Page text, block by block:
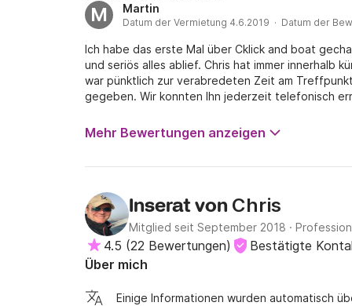
M Martin
Datum der Vermietung 4.6.2019 · Datum der
Ich habe das erste Mal über Cklick and boat
und seriös alles ablief. Chris hat immer innerhalb
war pünktlich zur verabredeten Zeit am
gegeben. Wir konnten Ihn jederzeit telefonisch
sehr schöne Tage und haben sicher nicht das
Liebe Grüße von Ivonne und Martin
Mehr Bewertungen anzeigen
Inserat von Chris
Mitglied seit September 2018 ·
4.5 (22 Bewertungen)
Bestätigte
Über mich
Einige Informationen wurden automatisch